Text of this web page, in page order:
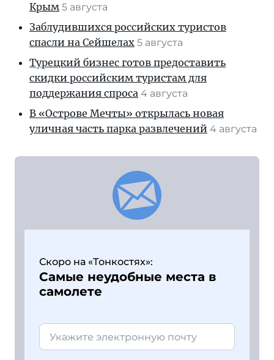
Крым 5 августа
Заблудившихся российских туристов
спасли на Сейшелах 5 августа
Турецкий бизнес готов предоставить
скидки российским туристам для
поддержания спроса 4 августа
В «Острове Мечты» открылась новая
уличная часть парка развлечений 4 августа
Скоро на «Тонкостях»:
Самые неудобные места в
самолете